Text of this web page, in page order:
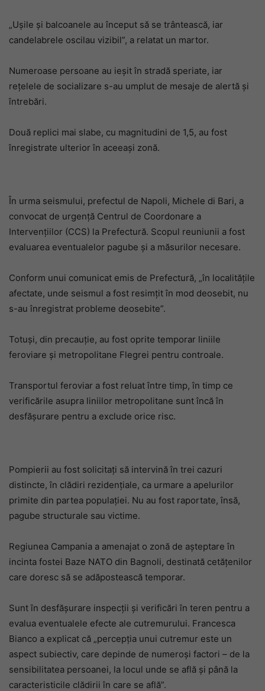
„Ușile și balcoanele au început să se trântească, iar
candelabrele oscilau vizibil”, a relatat un martor.
Numeroase persoane au ieșit în stradă speriate, iar
rețelele de socializare s-au umplut de mesaje de alertă și
întrebări.
Două replici mai slabe, cu magnitudini de 1,5, au fost
înregistrate ulterior în aceeași zonă.
În urma seismului, prefectul de Napoli, Michele di Bari, a
convocat de urgență Centrul de Coordonare a
Intervențiilor (CCS) la Prefectură. Scopul reuniunii a fost
evaluarea eventualelor pagube și a măsurilor necesare.
Conform unui comunicat emis de Prefectură, „în localitățile
afectate, unde seismul a fost resimțit în mod deosebit, nu
s-au înregistrat probleme deosebite”.
Totuși, din precauție, au fost oprite temporar liniile
feroviare și metropolitane Flegrei pentru controale.
Transportul feroviar a fost reluat între timp, în timp ce
verificările asupra liniilor metropolitane sunt încă în
desfășurare pentru a exclude orice risc.
Pompierii au fost solicitați să intervină în trei cazuri
distincte, în clădiri rezidențiale, ca urmare a apelurilor
primite din partea populației. Nu au fost raportate, însă,
pagube structurale sau victime.
Regiunea Campania a amenajat o zonă de așteptare în
incinta fostei Baze NATO din Bagnoli, destinată cetățenilor
care doresc să se adăpostească temporar.
Sunt în desfășurare inspecții și verificări în teren pentru a
evalua eventualele efecte ale cutremurului. Francesca
Bianco a explicat că „percepția unui cutremur este un
aspect subiectiv, care depinde de numeroși factori – de la
sensibilitatea persoanei, la locul unde se află și până la
caracteristicile clădirii în care se află”.